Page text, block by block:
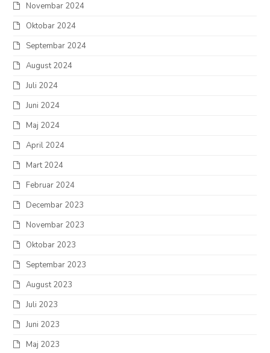
Novembar 2024
Oktobar 2024
Septembar 2024
August 2024
Juli 2024
Juni 2024
Maj 2024
April 2024
Mart 2024
Februar 2024
Decembar 2023
Novembar 2023
Oktobar 2023
Septembar 2023
August 2023
Juli 2023
Juni 2023
Maj 2023